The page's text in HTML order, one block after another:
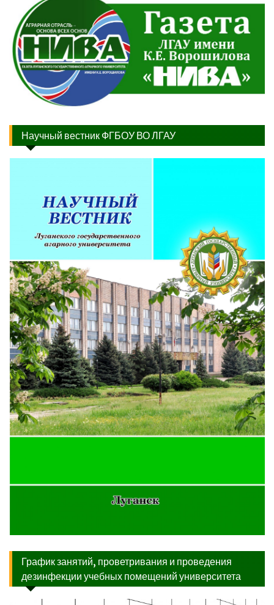
Научный вестник ФГБОУ ВО ЛГАУ
График занятий, проветривания и проведения
дезинфекции учебных помещений университета